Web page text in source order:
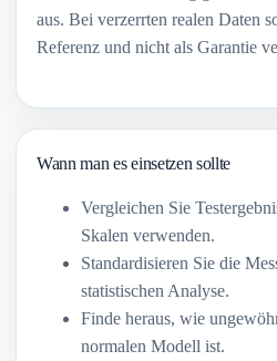
aus. Bei verzerrten realen Daten
Referenz und nicht als Garantie
Wann man es einsetzen sollte
Vergleichen Sie
Skalen verwenden.
Standardisieren Sie die
statistischen Analyse.
Finde heraus, wie
normalen Modell ist.